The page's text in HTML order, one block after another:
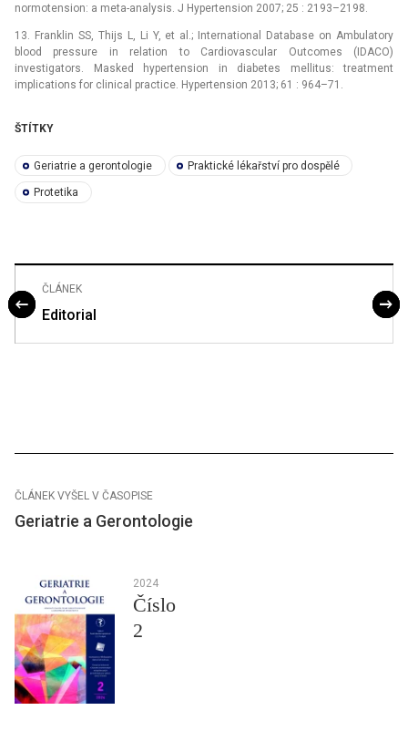
normotension: a meta-analysis. J Hypertension 2007; 25 : 2193–2198.
13. Franklin SS, Thijs L, Li Y, et al.; International Database on Ambulatory
blood pressure in relation to Cardiovascular Outcomes (IDACO)
investigators. Masked hypertension in diabetes mellitus: treatment
implications for clinical practice. Hypertension 2013; 61 : 964–71.
ŠTÍTKY
Geriatrie a gerontologie Praktické lékařství pro dospělé
Protetika
ČLÁNEK
Editorial
ČLÁNEK VYŠEL V ČASOPISE
Geriatrie a Gerontologie
2024
Číslo
2